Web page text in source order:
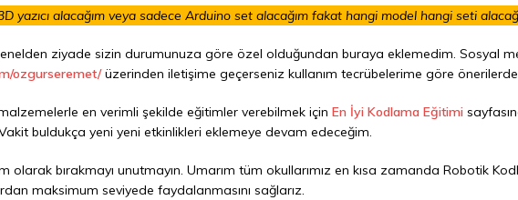
yazıcı alacağım veya sadece Arduino set alacağım fakat hangi model hangi seti
ziyade sizin durumunuza göre özel olduğundan buraya eklemedim. Sosyal
ozgurseremet/üzerinden iletişime geçerseniz kullanım tecrübelerime göre
malzemelerle en verimli şekilde eğitimler verebilmek için En İyi Kodlama Eğitimi
buldukça yeni yeni etkinlikleri eklemeye devam edeceğim.
olarak bırakmayı unutmayın. Umarım tüm okullarımız en kısa zamanda Robotik
maksimum seviyede faydalanmasını sağlarız.